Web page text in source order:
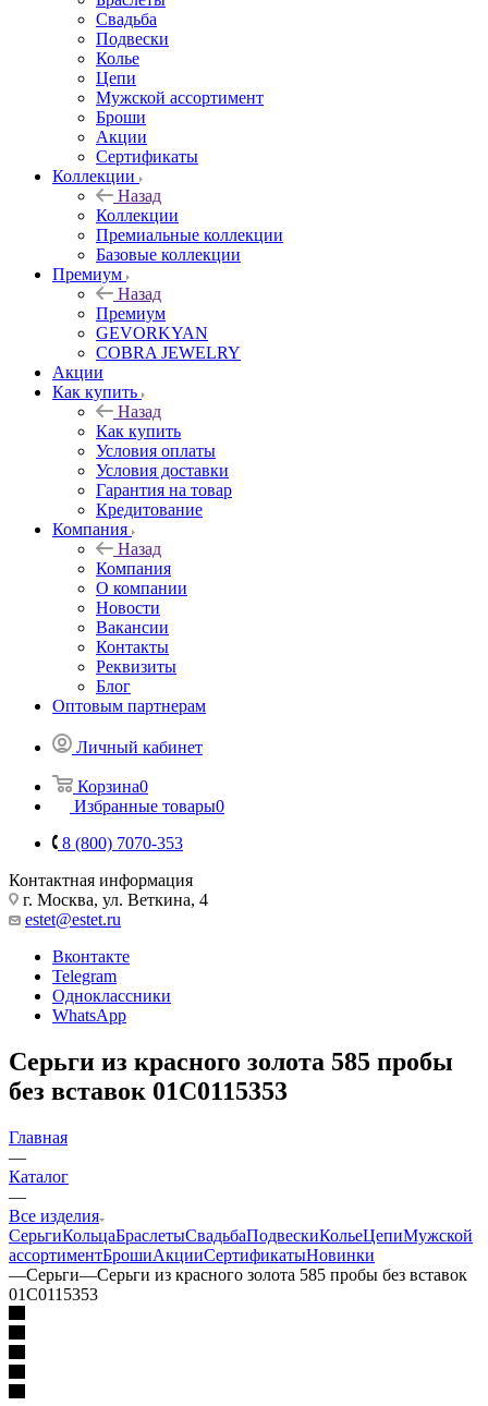
Свадьба
Подвески
Колье
Цепи
Мужской ассортимент
Броши
Акции
Сертификаты
Коллекции
Назад
Коллекции
Премиальные коллекции
Базовые коллекции
Премиум
Назад
Премиум
GEVORKYAN
COBRA JEWELRY
Акции
Как купить
Назад
Как купить
Условия оплаты
Условия доставки
Гарантия на товар
Кредитование
Компания
Назад
Компания
О компании
Новости
Вакансии
Контакты
Реквизиты
Блог
Оптовым партнерам
Личный кабинет
Корзина0
Избранные товары0
8 (800) 7070-353
Контактная информация
г. Москва, ул. Веткина, 4
estet@estet.ru
Вконтакте
Telegram
Одноклассники
WhatsApp
Серьги из красного золота 585 пробы
без вставок 01С0115353
Главная
—
Каталог
—
Все изделия
СерьгиКольцаБраслетыСвадьбаПодвескиКольеЦепиМужской
ассортиментБрошиАкцииСертификатыНовинки
—Серьги—Серьги из красного золота 585 пробы без вставок
01С0115353